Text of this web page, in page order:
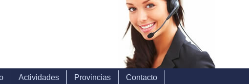
Actividades Provincias Contacto